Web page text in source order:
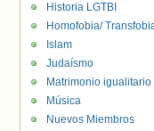
Historia LGTBI
Homofobia/
Islam
Judaísmo
Matrimonio igualitario
Música
Nuevos Miembros